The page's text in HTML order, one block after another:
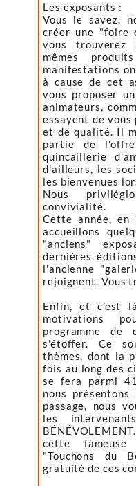
Les exposants :
Vous le savez,
créer une "foire
vous trouverez
mêmes
manifestations
à cause de cet
vous proposer
animateurs,
essayent de
et de qualité. Il
partie de l'offre
quincaillerie
d'ailleurs, les
les bienvenues
Nous
convivialité.
Cette année, en
accueillons
"anciens"
dernières
l'ancienne
rejoignent. Vous
Enfin, et c'est
motivations
programme de
s'étoffer. Ce
thèmes, dont la
fois au long des
se fera parmi
nous
passage, nous
les
cette
"Touchons du
gratuité de ces